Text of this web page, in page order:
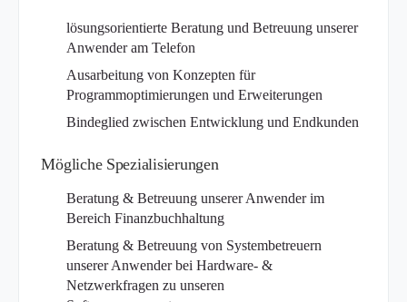
lösungsorientierte Beratung und Betreuung unserer
Anwender am Telefon
Ausarbeitung von Konzepten für
Programmoptimierungen und Erweiterungen
Bindeglied zwischen Entwicklung und Endkunden
Mögliche Spezialisierungen
Beratung & Betreuung unserer Anwender im
Bereich Finanzbuchhaltung
Beratung & Betreuung von Systembetreuern
unserer Anwender bei Hardware- &
Netzwerkfragen zu unseren